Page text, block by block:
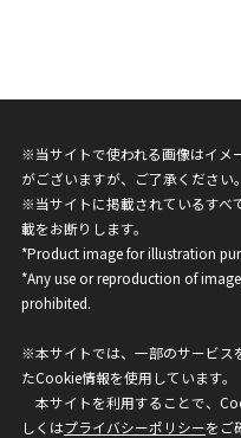
※当サイトで使われる画像はイメ
がございますが、ご了承ください。
※当サイトに掲載されているすべ
載をお断りします。
*Product image for illustration
*Any use or reproduction of
prohibited.
※本サイトでは、一部のサービス
たCookie情報を使用しています。
本サイトを利用することで、
しくはプライバシーポリシーをご